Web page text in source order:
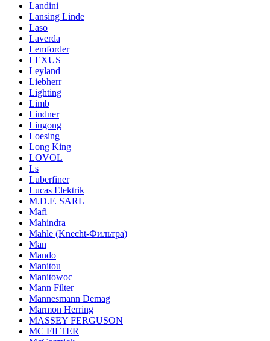
Landini
Lansing Linde
Laso
Laverda
Lemforder
LEXUS
Leyland
Liebherr
Lighting
Limb
Lindner
Liugong
Loesing
Long King
LOVOL
Ls
Luberfiner
Lucas Elektrik
M.D.F. SARL
Mafi
Mahindra
Mahle (Knecht-Фильтра)
Man
Mando
Manitou
Manitowoc
Mann Filter
Mannesmann Demag
Marmon Herring
MASSEY FERGUSON
MC FILTER